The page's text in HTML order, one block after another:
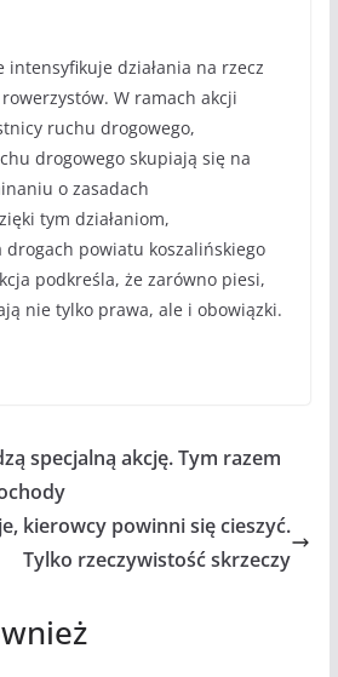
intensyfikuje działania na rzecz
W ramach akcji
ruchu drogowego,
drogowego skupiają się na
o zasadach
tym działaniom,
drogach powiatu koszalińskiego
podkreśla, że zarówno piesi,
nie tylko prawa, ale i obowiązki.
specjalną akcję. Tym razem
kierowcy powinni się cieszyć.
Tylko rzeczywistość skrzeczy